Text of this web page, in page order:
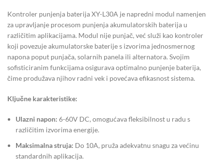
Kontroler punjenja baterija XY-L30A je napredni modul namenjen
za upravljanje procesom punjenja akumulatorskih baterija u
različitim aplikacijama. Modul nije punjač, već služi kao kontroler
koji povezuje akumulatorske baterije s izvorima jednosmernog
napona poput punjača, solarnih panela ili alternatora. Svojim
sofisticiranim funkcijama osigurava optimalno punjenje baterija,
čime produžava njihov radni vek i povećava efikasnost sistema.
Ključne karakteristike:
Ulazni napon: 6-60V DC, omogućava fleksibilnost u radu s
različitim izvorima energije.
Maksimalna struja: Do 10A, pruža adekvatnu snagu za većinu
standardnih aplikacija.